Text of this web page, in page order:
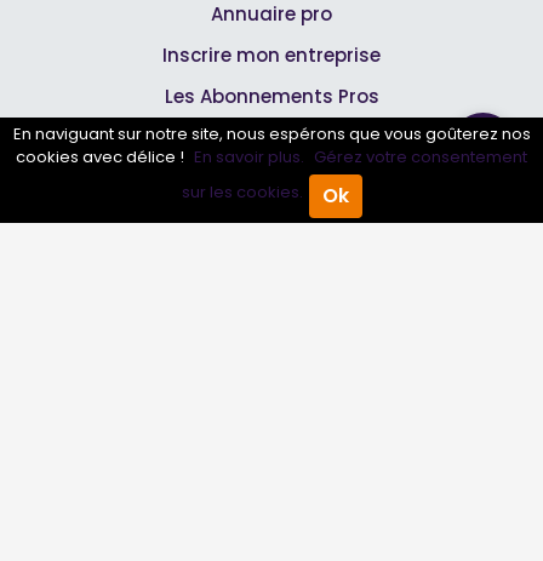
Annuaire Pro Agenda
Annuaire pro
Inscrire mon entreprise
Les Abonnements Pros
Infos
Mentions légales et CGV
En naviguant sur notre site, nous espérons que vous goûterez nos
cookies avec délice ! En savoir plus. Gérez votre consentement
sur les cookies.
Ok